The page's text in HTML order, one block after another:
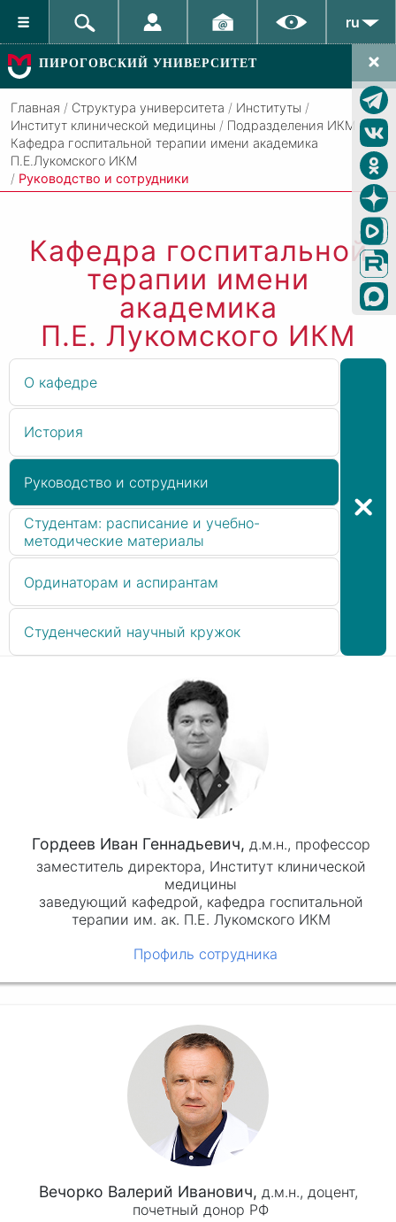
ru
ПИРОГОВСКИЙ УНИВЕРСИТЕТ
Главная / Структура университета / Институты /
Институт клинической медицины / Подразделения ИКМ /
Кафедра госпитальной терапии имени академика
П.Е.Лукомского ИКМ
/ Руководство и сотрудники
Кафедра госпитальной
терапии имени
академика
П.Е. Лукомского ИКМ
О кафедре
История
Руководство и сотрудники
Студентам: расписание и учебно-
методические материалы
Ординаторам и аспирантам
Студенческий научный кружок
Гордеев Иван Геннадьевич, д.м.н., профессор
заместитель директора, Институт клинической
медицины
заведующий кафедрой, кафедра госпитальной
терапии им. ак. П.Е. Лукомского ИКМ
Профиль сотрудника
Вечорко Валерий Иванович,д.м.н.,доцент,
почетный донор РФ